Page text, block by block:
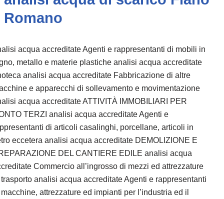
Romano
acqua accreditate Agenti e rappresentanti di mobili in
metallo e materie plastiche analisi acqua accreditate
analisi acqua accreditate Fabbricazione di altre
e apparecchi di sollevamento e movimentazione
acqua accreditate ATTIVITÀ IMMOBILIARI PER
TERZI analisi acqua accreditate Agenti e
di articoli casalinghi, porcellane, articoli in
eccetera analisi acqua accreditate DEMOLIZIONE E
DEL CANTIERE EDILE analisi acqua
Commercio all’ingrosso di mezzi ed attrezzature
analisi acqua accreditate Agenti e rappresentanti
attrezzature ed impianti per l’industria ed il